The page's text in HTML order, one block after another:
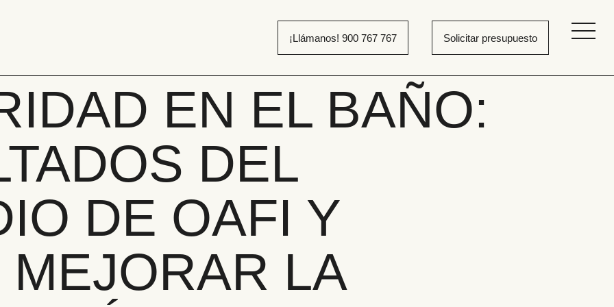
¡Llámanos! 900 767 767 Solicitar presupuesto
EN EL BAÑO:
DEL
DE OAFI Y
LA